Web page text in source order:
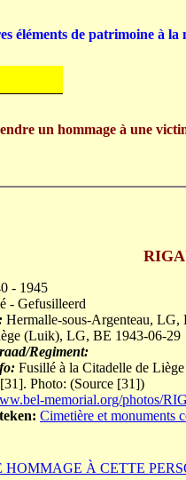
- 1945
- Gefusilleerd
Hermalle-sous-Argenteau, LG,
(Luik), LG, BE 1943-06-29
Regiment:
Fusillé à la Citadelle de
Photo: (Source [31])
memorial.org/photos/
Cimetière et monuments
HOMMAGE À CETTE
un hommage à une
éléments de patrimoine à la